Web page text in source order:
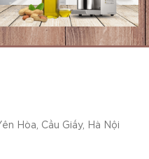
Hòa, Cầu Giấy, Hà Nội